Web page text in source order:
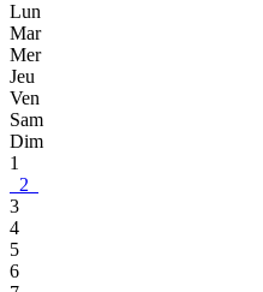
Lun
Mar
Mer
Jeu
Ven
Sam
Dim
1
2
3
4
5
6